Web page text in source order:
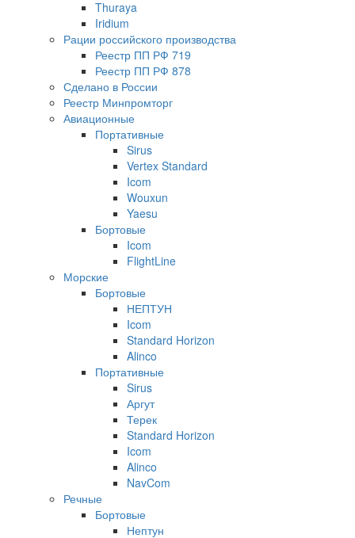
Thuraya
Iridium
Рации российского производства
Реестр ПП РФ 719
Реестр ПП РФ 878
Сделано в России
Реестр Минпромторг
Авиационные
Портативные
Sirus
Vertex Standard
Icom
Wouxun
Yaesu
Бортовые
Icom
FlightLine
Морские
Бортовые
НЕПТУН
Icom
Standard Horizon
Alinco
Портативные
Sirus
Аргут
Терек
Standard Horizon
Icom
Alinco
NavCom
Речные
Бортовые
Нептун